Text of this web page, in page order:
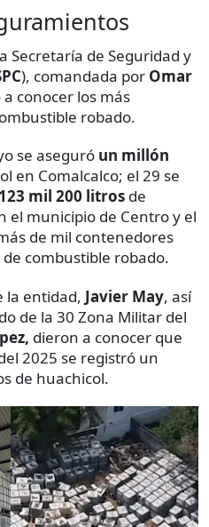
Secretaría de Seguridad y
), comandada por Omar
a conocer los más
robado.
se aseguró un millón
en Comalcalco; el 29 se
mil 200 litros de
el municipio de Centro y el
de mil contenedores
de combustible robado.
la entidad, Javier May, así
de la 30 Zona Militar del
dieron a conocer que
2025 se registró un
de huachicol.